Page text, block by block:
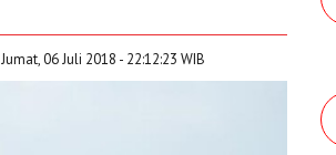
Jumat, 06 Juli 2018 - 22:12:23 WIB